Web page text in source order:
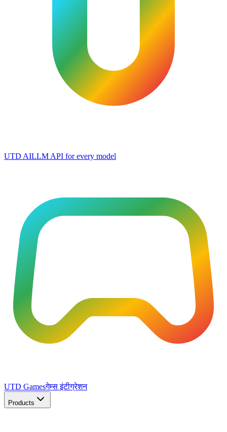
UTD AILLM API for every model
UTD Gamesगेम्स इंटीग्रेशन
Products